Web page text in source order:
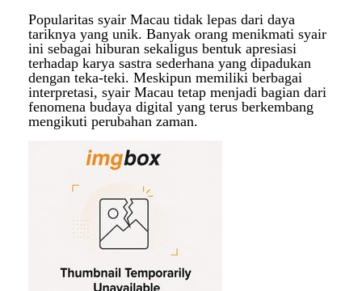
Popularitas syair Macau tidak lepas dari daya
tariknya yang unik. Banyak orang menikmati syair
ini sebagai hiburan sekaligus bentuk apresiasi
terhadap karya sastra sederhana yang dipadukan
dengan teka-teki. Meskipun memiliki berbagai
interpretasi, syair Macau tetap menjadi bagian dari
fenomena budaya digital yang terus berkembang
mengikuti perubahan zaman.